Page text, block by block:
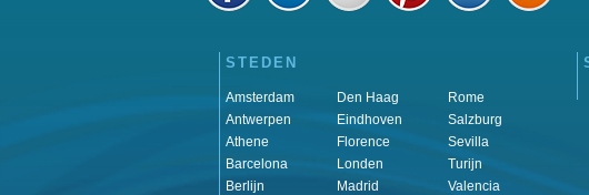
STEDEN
Amsterdam
Antwerpen
Athene
Barcelona
Berlijn
Den Haag
Eindhoven
Florence
Londen
Madrid
Rome
Salzburg
Sevilla
Turijn
Valencia